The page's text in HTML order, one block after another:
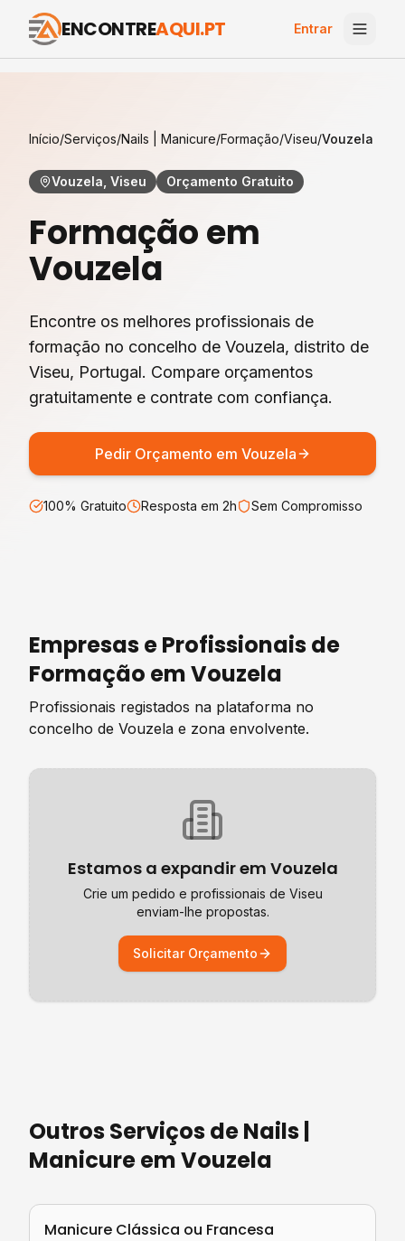
ENCONTREAQUI.PT Entrar
Início/Serviços/Nails | Manicure/Formação/Viseu/Vouzela
Vouzela, Viseu Orçamento Gratuito
Formaçãoem
Vouzela
Encontre os melhores profissionais de
formação no concelho de Vouzela, distrito de
Viseu, Portugal. Compare orçamentos
gratuitamente e contrate com confiança.
Pedir Orçamento em Vouzela
100% Gratuito Resposta em 2h Sem Compromisso
Empresas e Profissionais de
Formação emVouzela
Profissionais registados na plataforma no
concelho de Vouzela e zona envolvente.
Estamos a expandir em Vouzela
Crie um pedido e profissionais de Viseu
enviam-lhe propostas.
Solicitar Orçamento
Outros Serviços deNails |
ManicureemVouzela
Manicure Clássica ou Francesa